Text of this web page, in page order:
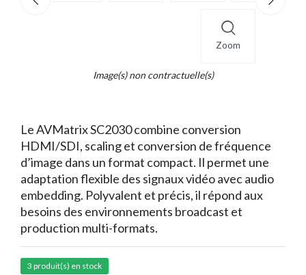
Zoom
Image(s) non contractuelle(s)
Le AVMatrix SC2030 combine conversion
HDMI/SDI, scaling et conversion de fréquence
d’image dans un format compact. Il permet une
adaptation flexible des signaux vidéo avec audio
embedding. Polyvalent et précis, il répond aux
besoins des environnements broadcast et
production multi-formats.
3 produit(s) en stock